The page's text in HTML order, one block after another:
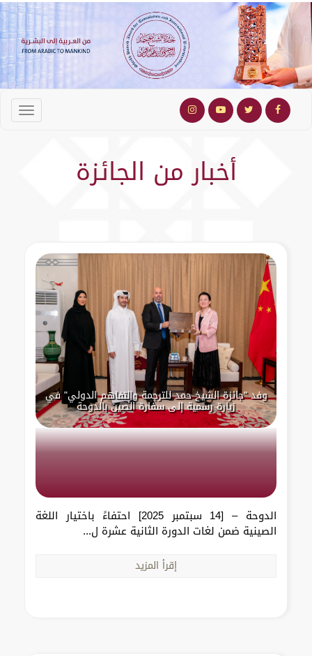
أخبار من الجائزة
وفد "جائزة الشيخ حمد للترجمة والتفاهم الدولي" في
زيارة رسمية إلى سفارة الصين بالدوحة
الدوحة – [14 سبتمبر 2025] احتفاءً باختيار اللغة
الصينية ضمن لغات الدورة الثانية عشرة ل...
إقرأ المزيد